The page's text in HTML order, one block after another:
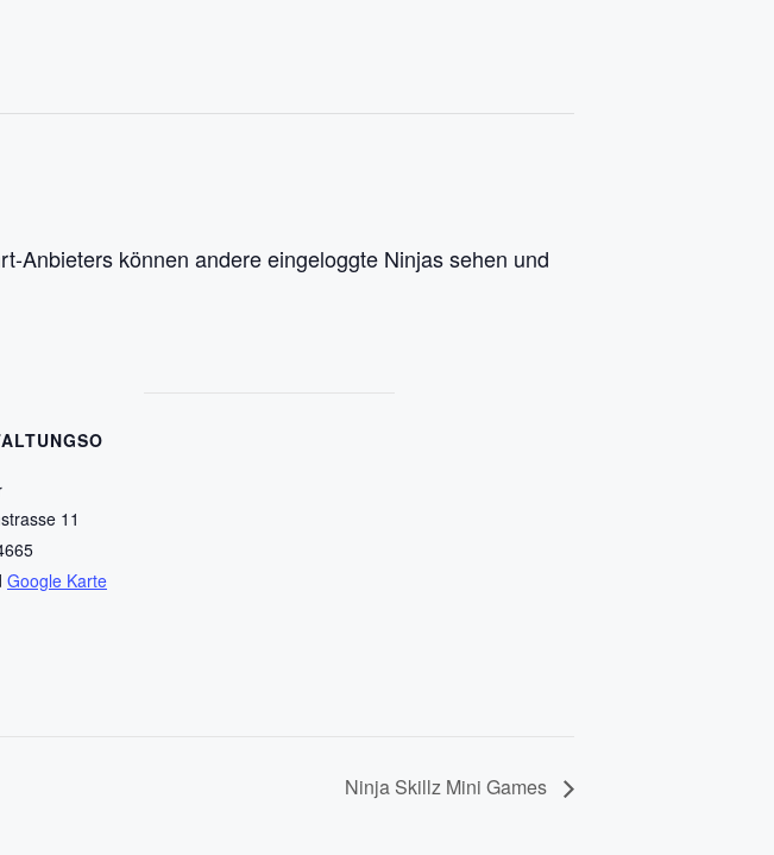
Anbieters können andere eingeloggte Ninjas sehen und
11
Google Karte
Ninja Skillz Mini Games